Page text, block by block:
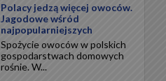
Polacy jedzą więcej owoców.
Jagodowe wśród
najpopularniejszych
Spożycie owoców w polskich
gospodarstwach domowych
rośnie. W...